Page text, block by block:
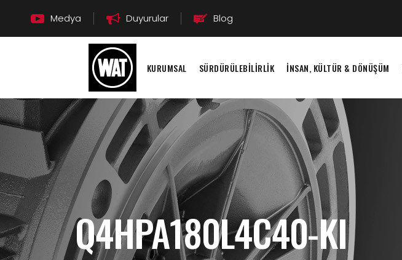
Medya Duyurular Blog
KURUMSAL SÜRDÜRÜLEBİLİRLİK İNSAN, KÜLTÜR & DÖNÜŞÜM
Q4HPA180L4C40-KI